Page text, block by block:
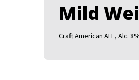
Mild
Craft American ALE, Alc.